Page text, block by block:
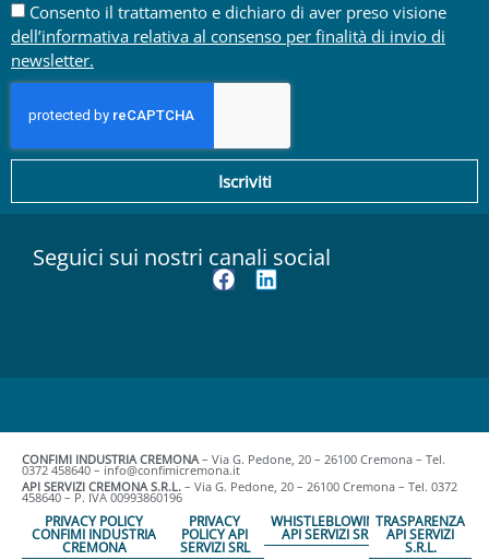
Consento il trattamento e dichiaro di aver preso visione
dell’informativa relativa al consenso per finalità di invio di
newsletter.
Iscriviti
Seguici sui nostri canali social
CONFIMI INDUSTRIA CREMONA– Via G. Pedone, 20 – 26100 Cremona – Tel.
0372 458640 – info@confimicremona.it
API SERVIZI CREMONA S.R.L. – Via G. Pedone, 20 – 26100 Cremona – Tel. 0372
458640 – P. IVA 00993860196
PRIVACY POLICY
CONFIMI INDUSTRIA
CREMONA
PRIVACY
POLICY API
SERVIZI SRL
WHISTLEBLOWING
API SERVIZI SRL
TRASPARENZA
API SERVIZI
S.R.L.